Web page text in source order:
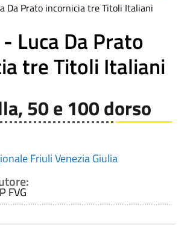
Da Prato incornicia tre Titoli Italiani
Luca Da Prato
tre Titoli Italiani
50 e 100 dorso
Friuli Venezia Giulia
FVG